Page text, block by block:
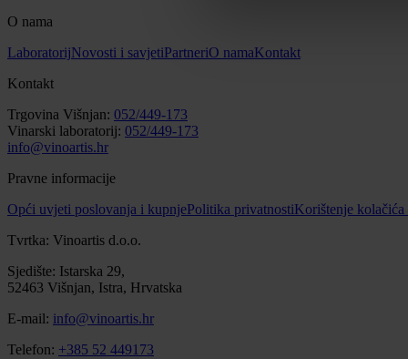
O nama
LaboratorijNovosti i savjetiPartneriO namaKontakt
Kontakt
Trgovina Višnjan: 052/449-173
Vinarski laboratorij: 052/449-173
info@vinoartis.hr
Pravne informacije
Opći uvjeti poslovanja i kupnjePolitika privatnostiKorištenje kolačića
Tvrtka: Vinoartis d.o.o.
Sjedište: Istarska 29,
52463 Višnjan, Istra, Hrvatska
E-mail: info@vinoartis.hr
Telefon: +385 52 449173